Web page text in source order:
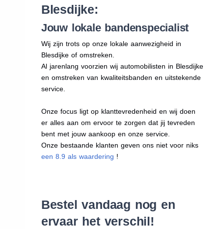
Blesdijke:
Jouw lokale bandenspecialist
Wij zijn trots op onze lokale aanwezigheid in
Blesdijke of omstreken.
Al jarenlang voorzien wij automobilisten in Blesdijke
en omstreken van kwaliteitsbanden en uitstekende
service.
Onze focus ligt op klanttevredenheid en wij doen
er alles aan om ervoor te zorgen dat jij tevreden
bent met jouw aankoop en onze service.
Onze bestaande klanten geven ons niet voor niks
een 8.9 als waardering !
Bestel vandaag nog en
ervaar het verschil!